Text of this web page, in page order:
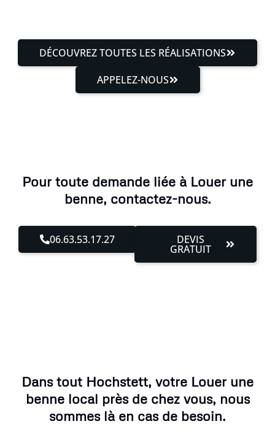
DÉCOUVREZ TOUTES LES RÉALISATIONS
APPELEZ-NOUS
Pour toute demande liée à Louer une
benne, contactez-nous.
06.63.53.17.27 DEVIS
GRATUIT
Dans tout Hochstett, votre Louer une
benne local près de chez vous, nous
sommes là en cas de besoin.